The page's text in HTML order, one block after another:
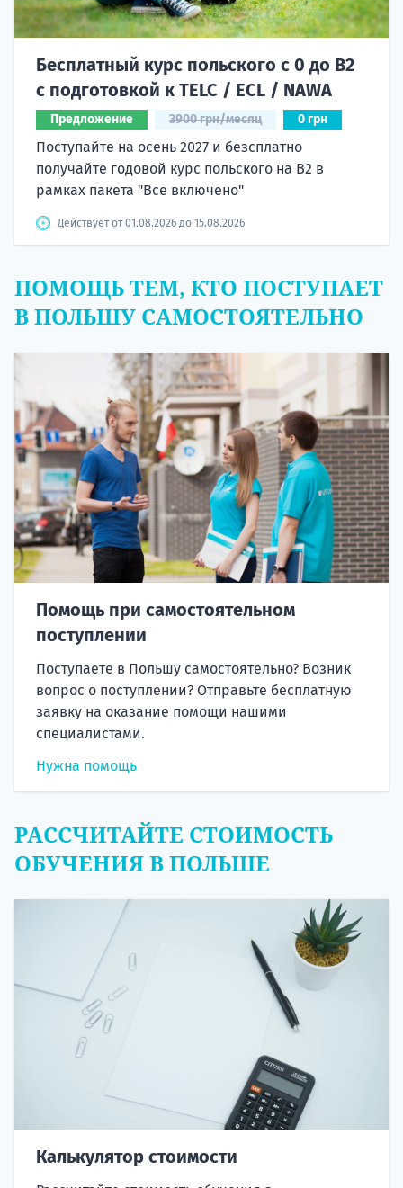
Бесплатный курс польского с 0 до B2
с подготовкой к TELC / ECL / NAWA
Предложение 3900 грн/месяц 0 грн
Поступайте на осень 2027 и безсплатно
получайте годовой курс польского на B2 в
рамках пакета "Все включено"
Действует от 01.08.2026 до 15.08.2026
ПОМОЩЬ ТЕМ, КТО ПОСТУПАЕТ
В ПОЛЬШУ САМОСТОЯТЕЛЬНО
Помощь при самостоятельном
поступлении
Поступаете в Польшу самостоятельно? Возник
вопрос о поступлении? Отправьте бесплатную
заявку на оказание помощи нашими
специалистами.
Нужна помощь
РАССЧИТАЙТЕ СТОИМОСТЬ
ОБУЧЕНИЯ В ПОЛЬШЕ
Калькулятор стоимости